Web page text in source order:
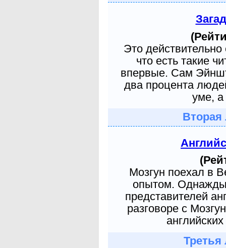
Это
что есть такие
впервые. Сам
два процента
уме, а
Вторая
Мозгун поехал в
опытом. Однажды
представителей
разговоре с
Третья